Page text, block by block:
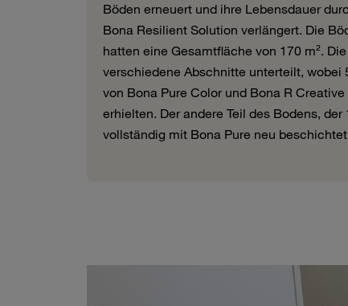
Böden erneuert und ihre Lebensdauer
Bona Resilient Solution verlängert. Die
hatten eine Gesamtfläche von 170 m².
verschiedene Abschnitte unterteilt, wobei
von Bona Pure Color und Bona R
erhielten. Der andere Teil des Bodens, der
vollständig mit Bona Pure neu